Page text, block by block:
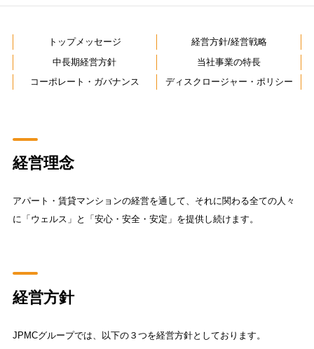
トップメッセージ
経営方針/経営戦略
中長期経営方針
当社事業の特長
コーポレート・ ガバナンス ディスクロージャー・ ポリシー
経営理念
アパート・賃貸マンションの経営を通して、それに関わる全ての人々
に「ウェルス」と「安心・安全・安定」を提供し続けます。
経営方針
JPMCグループでは、以下の３つを経営方針としております。